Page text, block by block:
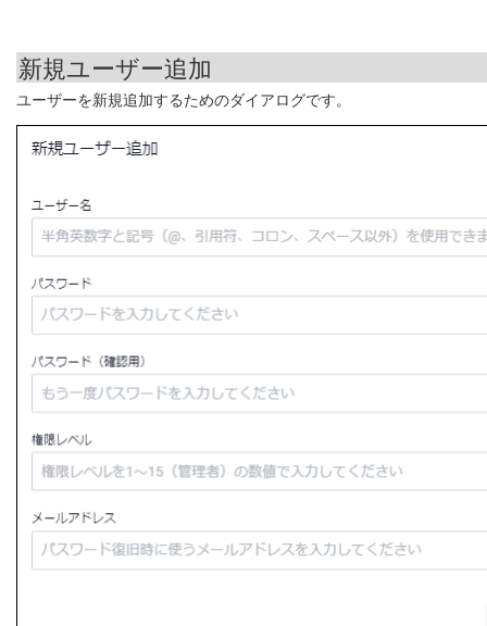
新規ユーザー追加
ユーザーを新規追加するためのダイアログです。